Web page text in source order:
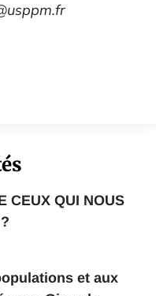
CEUX QUI NOUS
et aux